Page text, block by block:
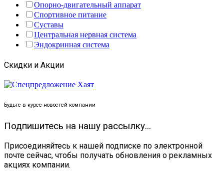
Опорно-двигательный аппарат
Спортивное питание
Суставы
Центральная нервная система
Эндокринная система
Скидки и Акции
Будьте в курсе новостей компании
Подпишитесь на нашу рассылку...
Присоединяйтесь к нашей подписке по электронной
почте сейчас, чтобы получать обновления о рекламных
акциях компании.